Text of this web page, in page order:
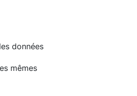
données
mêmes